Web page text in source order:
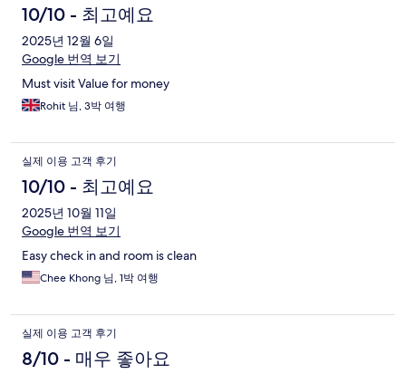
10/10 - 최고예요
2025년 12월 6일
Google 번역 보기
Must visit Value for money
Rohit 님, 3박 여행
실제 이용 고객 후기
10/10 - 최고예요
2025년 10월 11일
Google 번역 보기
Easy check in and room is clean
Chee Khong 님, 1박 여행
실제 이용 고객 후기
8/10 - 매우 좋아요